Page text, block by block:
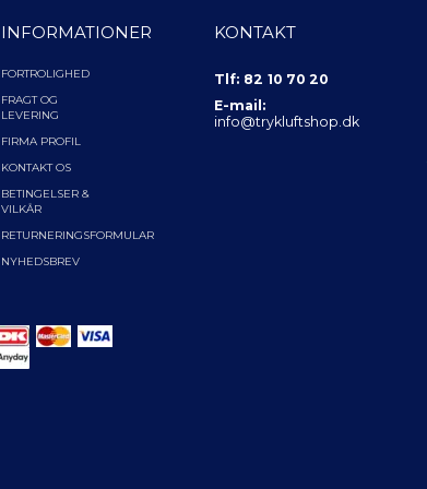
INFORMATIONER
FORTROLIGHED
FRAGT OG
LEVERING
FIRMA PROFIL
KONTAKT OS
BETINGELSER &
VILKÅR
RETURNERINGSFORMULAR
NYHEDSBREV
KONTAKT
Tlf: 82 10 70 20
E-mail:
info@trykluftshop.dk